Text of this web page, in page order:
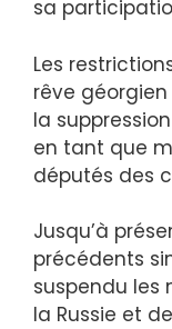
sa
Les
rêve
la
en tant que
députés des
Jusqu’à
précédents
suspendu
la Russie et